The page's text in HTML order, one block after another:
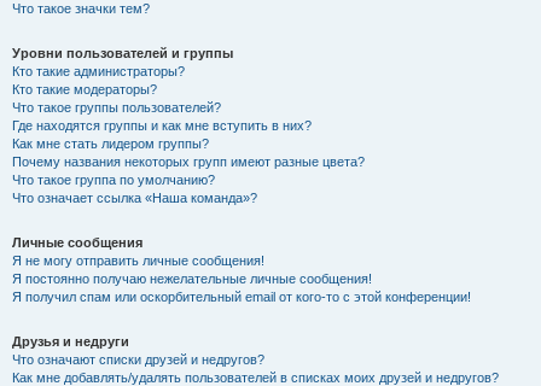
Что такое значки тем?
Уровни пользователей и группы
Кто такие администраторы?
Кто такие модераторы?
Что такое группы пользователей?
Где находятся группы и как мне вступить в них?
Как мне стать лидером группы?
Почему названия некоторых групп имеют разные цвета?
Что такое группа по умолчанию?
Что означает ссылка «Наша команда»?
Личные сообщения
Я не могу отправить личные сообщения!
Я постоянно получаю нежелательные личные сообщения!
Я получил спам или оскорбительный email от кого-то с этой конференции!
Друзья и недруги
Что означают списки друзей и недругов?
Как мне добавлять/удалять пользователей в списках моих друзей и недругов?